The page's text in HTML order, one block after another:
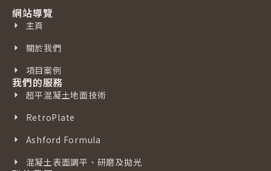
網站導覽
主頁
關於我們
項目案例
我們的服務
超平混凝土地面技術
RetroPlate
Ashford Formula
混凝土表面調平、研磨及拋光